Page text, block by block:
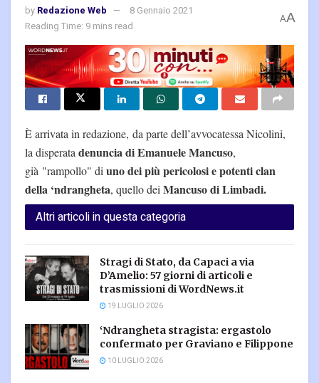
by Redazione Web
8 Gennaio 2021
Reading Time: 9 mins read
AA
È arrivata in redazione, da parte dell’avvocatessa Nicolini,
la disperata denuncia di Emanuele Mancuso,
già "rampollo" di uno dei più pericolosi e potenti clan
della ‘ndrangheta, quello dei Mancuso di Limbadi.
Altri articoli in questa categoria
Stragi di Stato, da Capaci a via
D’Amelio: 57 giorni di articoli e
trasmissioni di WordNews.it
19 LUGLIO 2026
‘Ndrangheta stragista: ergastolo
confermato per Graviano e Filippone
10 LUGLIO 2026